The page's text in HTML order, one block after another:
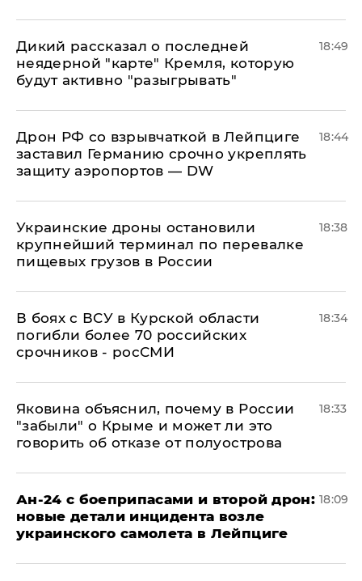
Дикий рассказал о последней
неядерной "карте" Кремля, которую
будут активно "разыгрывать"
18:49
​Дрон РФ со взрывчаткой в Лейпциге
заставил Германию срочно укреплять
защиту аэропортов — DW
18:44
Украинские дроны остановили
крупнейший терминал по перевалке
пищевых грузов в России
18:38
В боях с ВСУ в Курской области
погибли более 70 российских
срочников - росСМИ
18:34
Яковина объяснил, почему в России
"забыли" о Крыме и может ли это
говорить об отказе от полуострова
18:33
Ан-24 с боеприпасами и второй дрон:
новые детали инцидента возле
украинского самолета в Лейпциге
18:09